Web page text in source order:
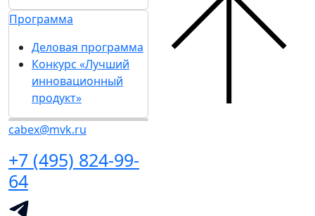
Программа
Деловая программа
Конкурс «Лучший
инновационный
продукт»
cabex@mvk.ru
+7 (495) 824-99-
64